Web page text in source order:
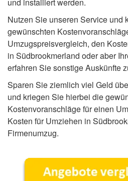
Nutzen Sie unseren Service und
gewünschten
Umzugspreisvergleich, den
in Südbrookmerland oder aber
erfahren Sie sonstige Auskünfte
Sparen Sie ziemlich viel Geld
und kriegen Sie hierbei die
Kostenvoranschläge für einen
Kosten für Umziehen in
Firmenumzug.